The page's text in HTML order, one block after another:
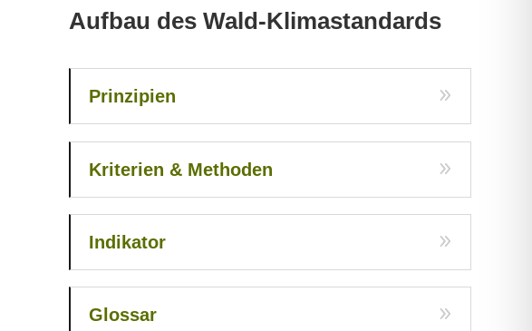
Aufbau des Wald-Klimastandards
Prinzipien
Kriterien & Methoden
Indikator
Glossar